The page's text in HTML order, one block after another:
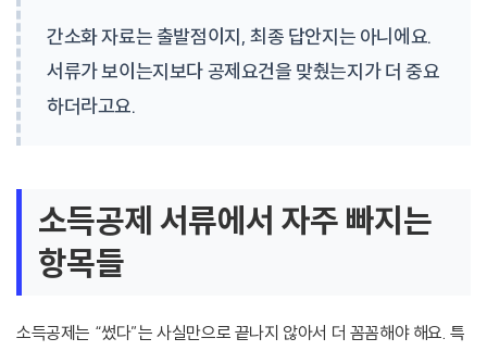
간소화 자료는 출발점이지, 최종 답안지는 아니에요.
서류가 보이는지보다 공제요건을 맞췄는지가 더 중요
하더라고요.
소득공제 서류에서 자주 빠지는
항목들
소득공제는 “썼다”는 사실만으로 끝나지 않아서 더 꼼꼼해야 해요. 특